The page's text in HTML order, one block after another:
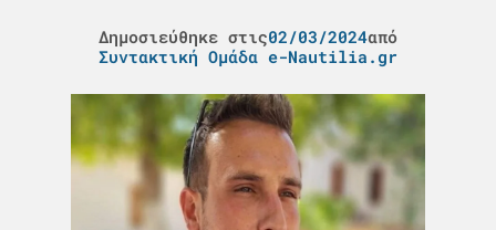
Δημοσιεύθηκε στις02/03/2024από
Συντακτική Ομάδα e-Nautilia.gr